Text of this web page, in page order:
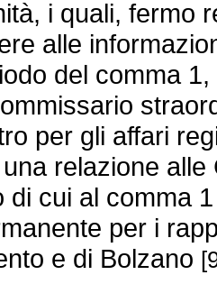
i quali, fermo
alle
del comma
per gli affari
relazione
di cui al comma
per i
e di Bolzano